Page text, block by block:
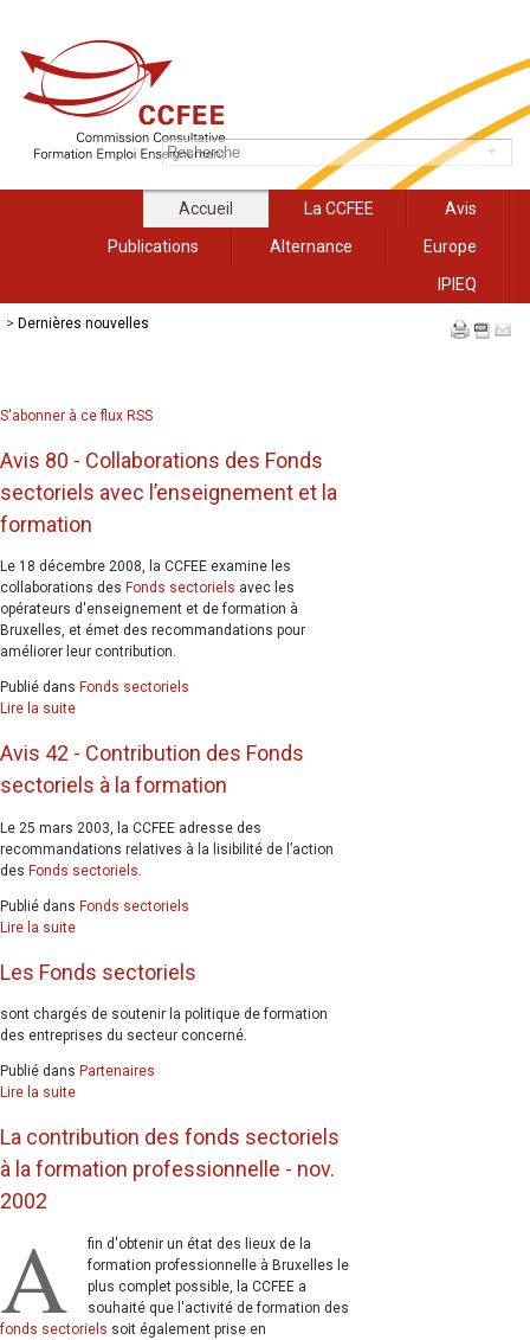
Accueil La CCFEE
Avis
Publications
Alternance
Europe
IPIEQ
> Dernières nouvelles
S'abonner à ce flux RSS
Avis 80 - Collaborations des Fonds
sectoriels avec l’enseignement et la
formation
Le 18 décembre 2008, la CCFEE examine les
collaborations des Fonds sectoriels avec les
opérateurs d'enseignement et de formation à
Bruxelles, et émet des recommandations pour
améliorer leur contribution.
Publié dans Fonds sectoriels
Lire la suite
Avis 42 - Contribution des Fonds
sectoriels à la formation
Le 25 mars 2003, la CCFEE adresse des
recommandations relatives à la lisibilité de l’action
des Fonds sectoriels.
Publié dans Fonds sectoriels
Lire la suite
Les Fonds sectoriels
sont chargés de soutenir la politique de formation
des entreprises du secteur concerné.
Publié dans Partenaires
Lire la suite
La contribution des fonds sectoriels
à la formation professionnelle - nov.
2002
A
fin d'obtenir un état des lieux de la
formation professionnelle à Bruxelles le
plus complet possible, la CCFEE a
souhaité que l'activité de formation des
fonds sectoriels soit également prise en